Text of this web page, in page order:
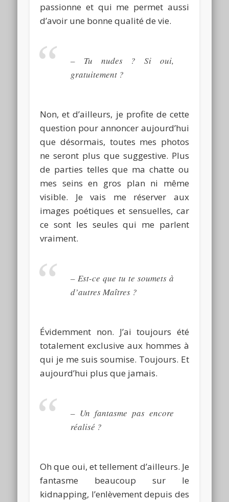
passionne et qui me permet aussi
d’avoir une bonne qualité de vie.
– Tu nudes? Si oui,
gratuitement ?
Non, et d’ailleurs, je profite de cette
question pour annoncer aujourd’hui
que désormais, toutes mes photos
ne seront plus que suggestive. Plus
de parties telles que ma chatte ou
mes seins en gros plan ni même
visible. Je vais me réserver aux
images poétiques et sensuelles, car
ce sont les seules qui me parlent
vraiment.
– Est-ce que tu te soumets à
d’autres Maîtres ?
Évidemment non. J’ai toujours été
totalement exclusive aux hommes à
qui je me suis soumise. Toujours. Et
aujourd’hui plus que jamais.
– Un fantasme pas encore
réalisé ?
Oh que oui, et tellement d’ailleurs. Je
fantasme beaucoup sur le
kidnapping, l’enlèvement depuis des